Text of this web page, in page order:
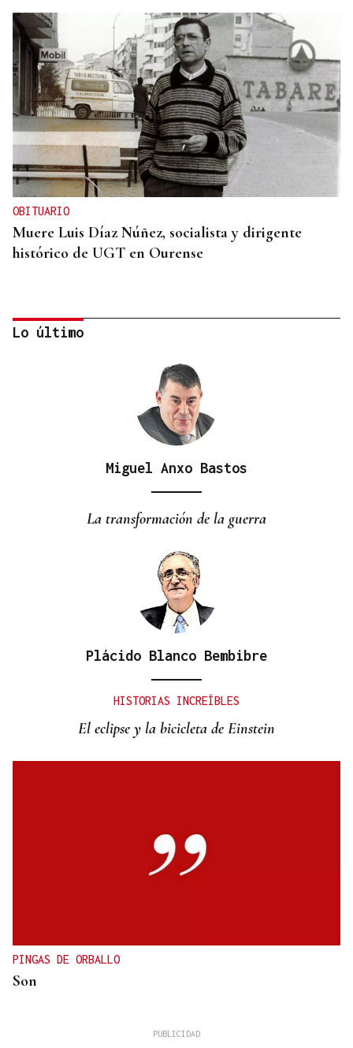
OBITUARIO
Muere Luis Díaz Núñez, socialista y dirigente
histórico de UGT en Ourense
entrada a las termas de Outariz
Lo último
Miguel Anxo Bastos
La transformación de la guerra
Plácido Blanco Bembibre
HISTORIAS INCREÍBLES
El eclipse y la bicicleta de Einstein
PINGAS DE ORBALLO
Son